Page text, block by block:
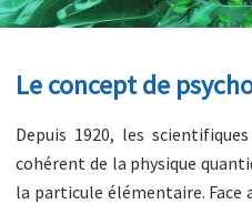
Le concept de
Depuis 1920, les
cohérent de la physique
la particule élémentaire. Face